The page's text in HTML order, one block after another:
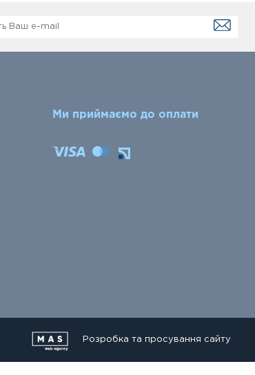
Ми приймаємо до оплати
Розробка та просування сайту